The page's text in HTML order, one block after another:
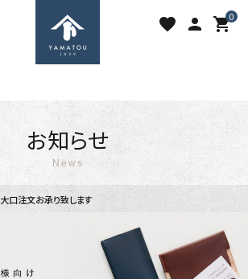
favorite person 0
shopping_cart
お知らせ
News
大口注文お承り致します